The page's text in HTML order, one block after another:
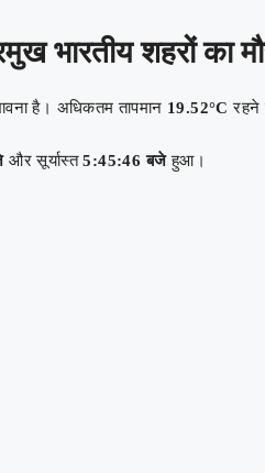
भारतीय शहरों का
है। अधिकतम तापमान 19.52°C रहने
और सूर्यास्त5:45:46 बजेहुआ।